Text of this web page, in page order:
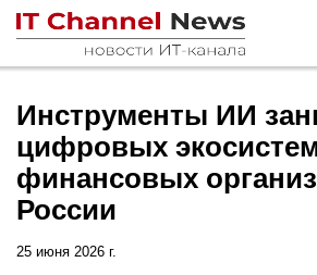
Инструменты ИИ
цифровых
финансовых
России
25 июня 2026 г.